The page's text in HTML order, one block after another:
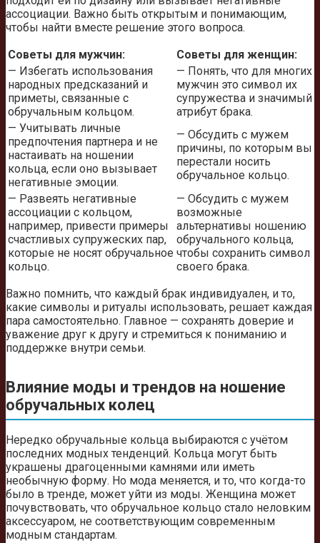
ассоциации. Важно быть открытым и понимающим,
чтобы найти вместе решение этого вопроса.
Советы для мужчин:
Советы для женщин:
— Избегать использования
народных предсказаний и
приметы, связанные с
обручальным кольцом.
— Понять, что для многих
мужчин это символ их
супружества и значимый
атрибут брака.
— Учитывать личные
предпочтения партнера и не
настаивать на ношении
кольца, если оно вызывает
негативные эмоции.
— Обсудить с мужем
причины, по которым вы
перестали носить
обручальное кольцо.
— Развеять негативные
ассоциации с кольцом,
например, привести примеры
счастливых супружеских пар,
которые не носят обручальное
кольцо.
— Обсудить с мужем
возможные
альтернативы ношению
обручального кольца,
чтобы сохранить символ
своего брака.
Важно помнить, что каждый брак индивидуален, и то,
какие символы и ритуалы использовать, решает каждая
пара самостоятельно. Главное — сохранять доверие и
уважение друг к другу и стремиться к пониманию и
поддержке внутри семьи.
Влияние моды и трендов на ношение
обручальных колец
Нередко обручальные кольца выбираются с учётом
последних модных тенденций. Кольца могут быть
украшены драгоценными камнями или иметь
необычную форму. Но мода меняется, и то, что когда-то
было в тренде, может уйти из моды. Женщина может
почувствовать, что обручальное кольцо стало неловким
аксессуаром, не соответствующим современным
модным стандартам.